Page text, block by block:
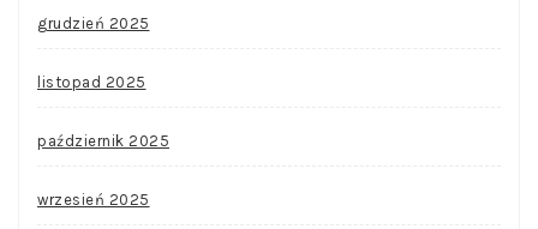
grudzień 2025
listopad 2025
październik 2025
wrzesień 2025